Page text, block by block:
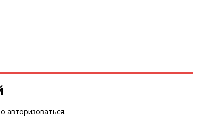
авторизоваться.